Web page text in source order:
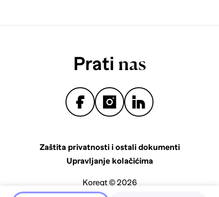
Prati nas
Zaštita privatnosti i ostali dokumenti
Upravljanje kolačićima
Koreqt © 2026